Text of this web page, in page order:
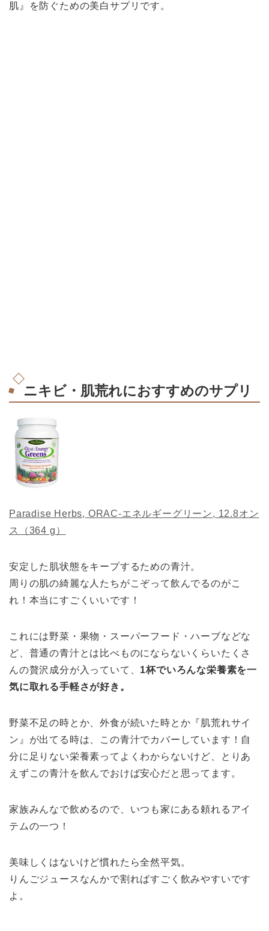
肌』を防ぐための美白サプリです。
ニキビ・肌荒れにおすすめのサプリ
Paradise Herbs, ORAC-エネルギーグリーン, 12.8オン
ス（364 g）
安定した肌状態をキープするための青汁。
周りの肌の綺麗な人たちがこぞって飲んでるのがこ
れ！本当にすごくいいです！
これには野菜・果物・スーパーフード・ハーブなどな
ど、普通の青汁とは比べものにならないくらいたくさ
んの贅沢成分が入っていて、 1杯でいろんな栄養素を一
気に取れる手軽さが好き。
野菜不足の時とか、外食が続いた時とか『肌荒れサイ
ン』が出てる時は、この青汁でカバーしています！自
分に足りない栄養素ってよくわからないけど、とりあ
えずこの青汁を飲んでおけば安心だと思ってます。
家族みんなで飲めるので、いつも家にある頼れるアイ
テムの一つ！
美味しくはないけど慣れたら全然平気。
りんごジュースなんかで割ればすごく飲みやすいです
よ。